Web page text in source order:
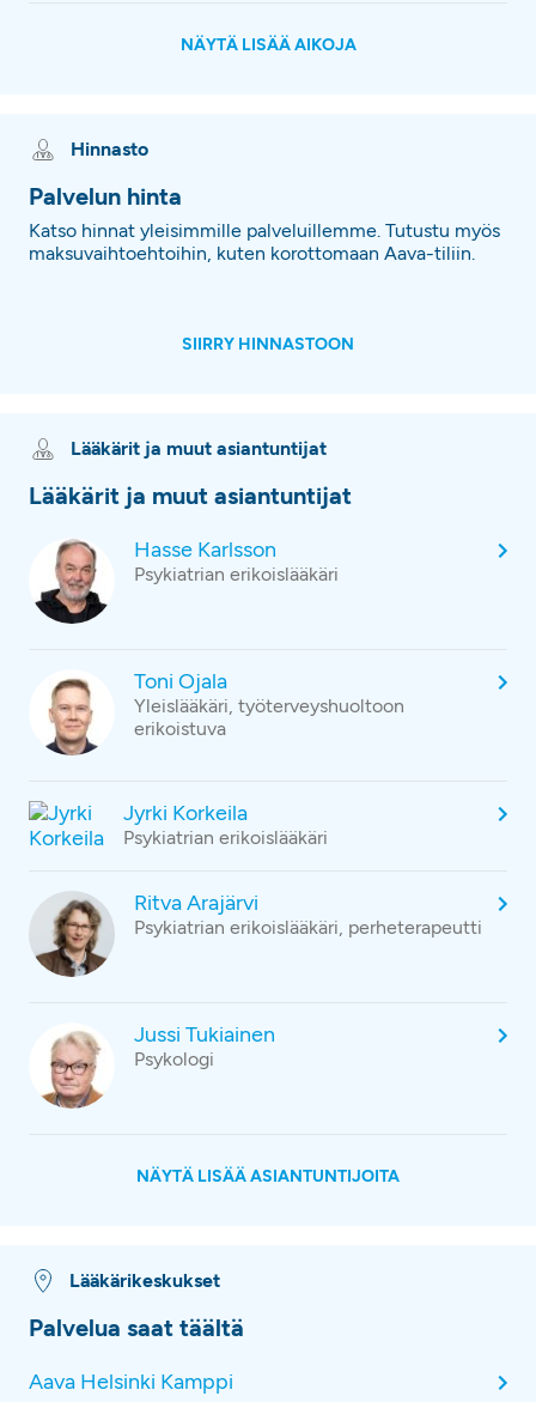
NÄYTÄ LISÄÄ AIKOJA
Hinnasto
Palvelun hinta
Katso hinnat yleisimmille palveluillemme. Tutustu myös
maksuvaihtoehtoihin, kuten korottomaan Aava-tiliin.
SIIRRY HINNASTOON
Lääkärit ja muut asiantuntijat
Lääkärit ja muut asiantuntijat
Hasse Karlsson
Psykiatrian erikoislääkäri
Toni Ojala
Yleislääkäri, työterveyshuoltoon
erikoistuva
Jyrki Korkeila
Psykiatrian erikoislääkäri
Ritva Arajärvi
Psykiatrian erikoislääkäri, perheterapeutti
Jussi Tukiainen
Psykologi
NÄYTÄ LISÄÄ ASIANTUNTIJOITA
Lääkärikeskukset
Palvelua saat täältä
Aava Helsinki Kamppi